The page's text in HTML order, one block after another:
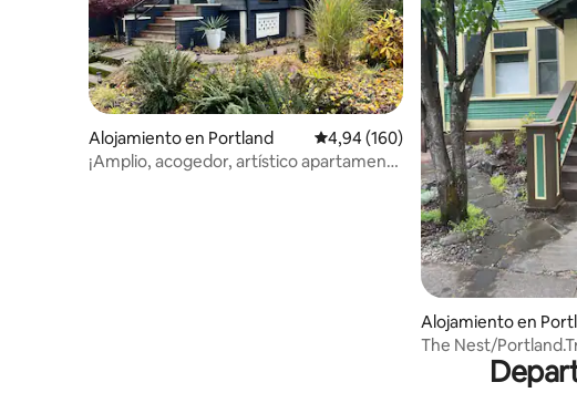
Alojamiento en Portland Calificación promedio: 4,94 de 5.
4,94 (160)
¡Amplio, acogedor, artístico apartamento
Alojamiento en
The Nest/